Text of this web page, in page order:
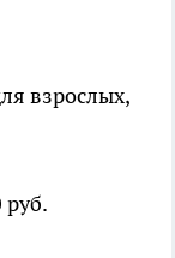
взрослых,
руб.